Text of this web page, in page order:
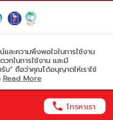
ละความพึงพอใจในการใช้งาน
วกในการใช้งาน และมี
” ถือว่าคุณได้อนุญาตให้เราใช้
Read More
โทรหาเรา